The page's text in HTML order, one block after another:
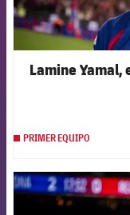
Lamine Yamal,
PRIMER EQUIPO